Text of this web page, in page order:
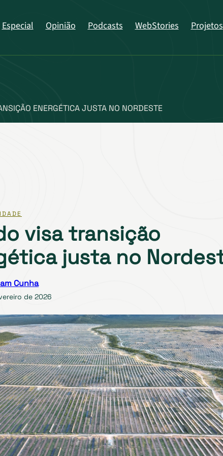
Especial Opinião Podcasts WebStories Projetos
ENERGÉTICA JUSTA NO NORDESTE
visa transição
justa no
Cunha
de 2026